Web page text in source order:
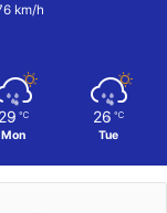
km/h
29 ℃
Mon
26 ℃
Tue